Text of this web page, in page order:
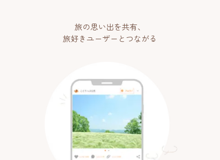
旅の思い出を共有、
旅好きユーザーとつながる